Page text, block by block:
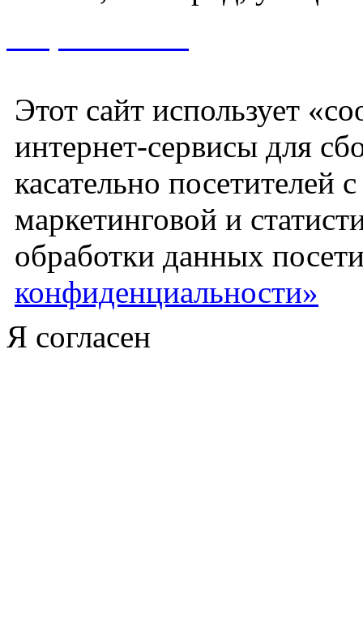
Этот сайт использует
интернет-сервисы для
касательно посетителей
маркетинговой и
обработки данных
конфиденциальности»
Я согласен